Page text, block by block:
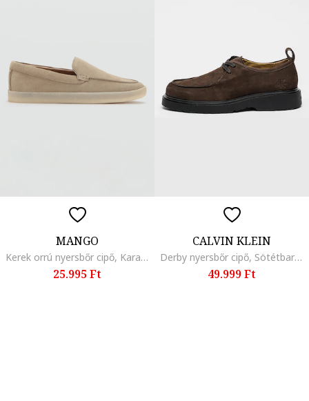
MANGO
Kerek orrú nyersbőr cipő, Karamellbarna
25.995 Ft
CALVIN KLEIN
Derby nyersbőr cipő, Sötétbarna
49.999 Ft